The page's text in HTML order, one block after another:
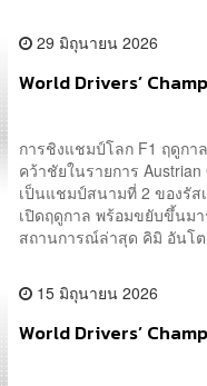
29 มิถุนายน 2026
World Drivers’
การชิงแชมป์โลก F1 ฤดูกา
คว้าชัยในรายการ
เป็นแชมป์สนามที่ 2 ของรัส
เปิดฤดูกาล พร้อมขยับขึ้นม
สถานการณ์ล่าสุด คิมิ อันโต
15 มิถุนายน 2026
World Drivers’